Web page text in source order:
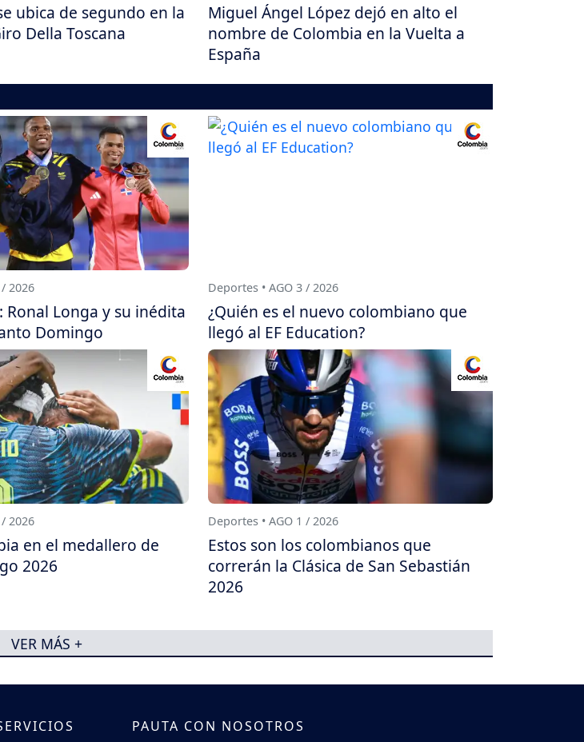
ubica de segundo en la
Della Toscana
Miguel Ángel López dejó en alto el
nombre de Colombia en la Vuelta a
España
2026
Longa y su inédita
Domingo
Deportes • AGO 3 / 2026
¿Quién es el nuevo colombiano que
llegó al EF Education?
2026
en el medallero de
2026
Deportes • AGO 1 / 2026
Estos son los colombianos que
correrán la Clásica de San Sebastián
2026
VER MÁS +
PAUTA CON NOSOTROS